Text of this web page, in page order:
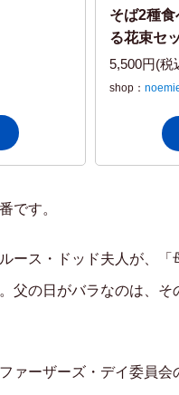
そば2種
る花束セ
5,500円(税
shop：
です。
ース・ドッド夫人が、「
父の日がバラなのは、そ
ァーザーズ・デイ委員会